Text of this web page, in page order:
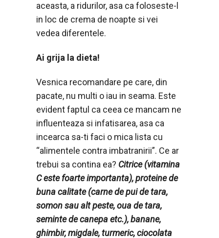
aceasta, a ridurilor, asa ca foloseste-l
in loc de crema de noapte si vei
vedea diferentele.
Ai grija la dieta!
Vesnica recomandare pe care, din
pacate, nu multi o iau in seama. Este
evident faptul ca ceea ce mancam ne
influenteaza si infatisarea, asa ca
incearca sa-ti faci o mica lista cu
“alimentele contra imbatranirii”. Ce ar
trebui sa contina ea? Citrice (vitamina
C este foarte importanta), proteine de
buna calitate (carne de pui de tara,
somon sau alt peste, oua de tara,
seminte de canepa etc.), banane,
ghimbir, migdale, turmeric, ciocolata